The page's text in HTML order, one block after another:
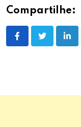
Compartilhe: